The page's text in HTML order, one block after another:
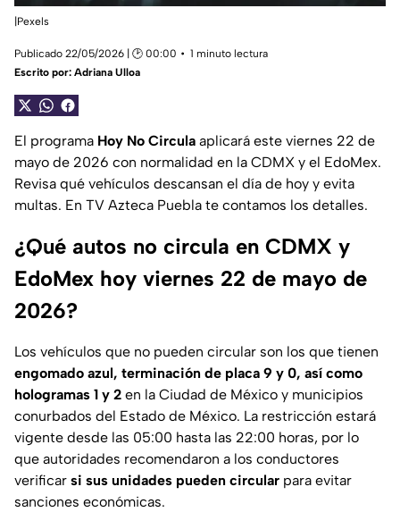
|Pexels
Publicado 22/05/2026 | 🕑 00:00
1 minuto lectura
Escrito por: Adriana Ulloa
El programa Hoy No Circula aplicará este viernes 22 de
mayo de 2026 con normalidad en la CDMX y el EdoMex.
Revisa qué vehículos descansan el día de hoy y evita
multas. En TV Azteca Puebla te contamos los detalles.
¿Qué autos no circula en CDMX y
EdoMex hoy viernes 22 de mayo de
2026?
Los vehículos que no pueden circular son los que tienen
engomado azul, terminación de placa 9 y 0, así como
hologramas 1 y 2 en la Ciudad de México y municipios
conurbados del Estado de México. La restricción estará
vigente desde las 05:00 hasta las 22:00 horas, por lo
que autoridades recomendaron a los conductores
verificar si sus unidades pueden circular para evitar
sanciones económicas.